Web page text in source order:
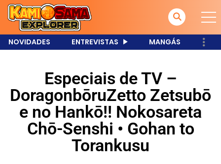
NOVIDADES ENTREVISTAS MANGÁS
Especiais de TV –
DoragonbōruZetto Zetsubō
e no Hankō!! Nokosareta
Chō-Senshi • Gohan to
Torankusu